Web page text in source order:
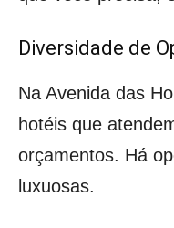
Diversidade de
Na Avenida das
hotéis que
orçamentos. Há
luxuosas.